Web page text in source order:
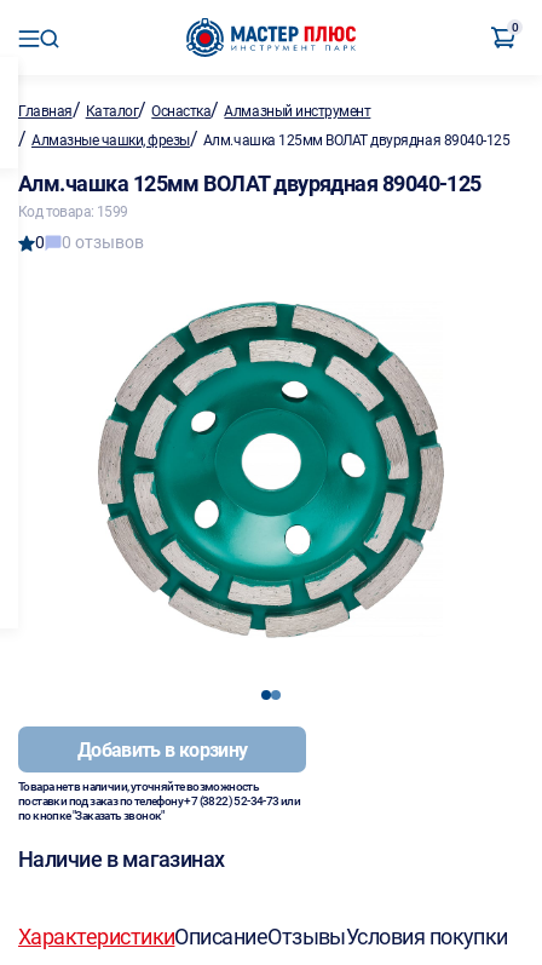
0
Главная/ Каталог/Оснастка/Алмазный инструмент
/ Алмазные чашки, фрезы/ Алм.чашка 125мм ВОЛАТ двурядная 89040-125
Алм.чашка 125мм ВОЛАТ двурядная 89040-125
Код товара: 1599
0 0 отзывов
12
Добавить в корзину
Товара нет в наличии, уточняйте возможность
поставки под заказ по телефону+7 (3822) 52-34-73или
по кнопке "Заказать звонок"
Наличие в магазинах
ХарактеристикиОписаниеОтзывыУсловия покупки